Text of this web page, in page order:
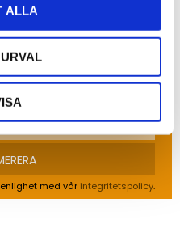
ALLA
och ta del av de
med vår integritetspolicy.